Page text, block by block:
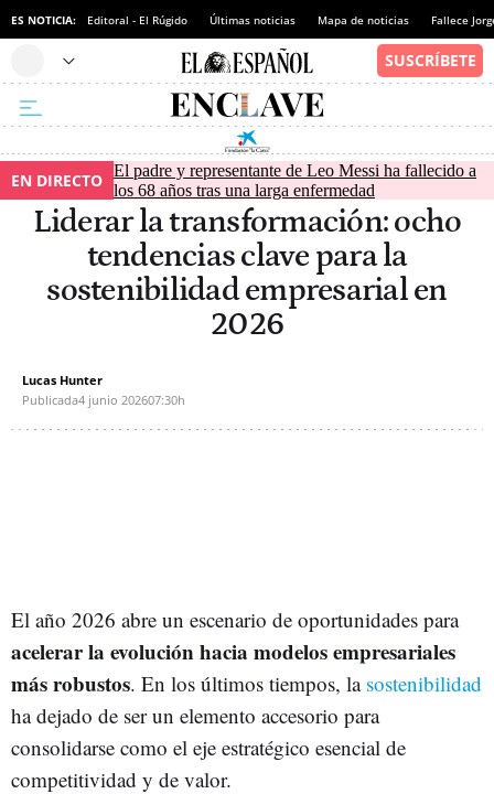
ES NOTICIA: Editoral - El Rúgido Últimas noticias Mapa de noticias Fallece
EN DIRECTO El padre y representante de Leo Messi ha fallecido a
los 68 años tras una larga enfermedad
Liderar la transformación: ocho
tendencias clave para la
sostenibilidad empresarial en
2026
Lucas Hunter
Publicada4 junio 202607:30h
El año 2026 abre un escenario de oportunidades para
acelerar la evolución hacia modelos empresariales
más robustos. En los últimos tiempos, la sostenibilidad
ha dejado de ser un elemento accesorio para
consolidarse como el eje estratégico esencial de
competitividad y de valor.